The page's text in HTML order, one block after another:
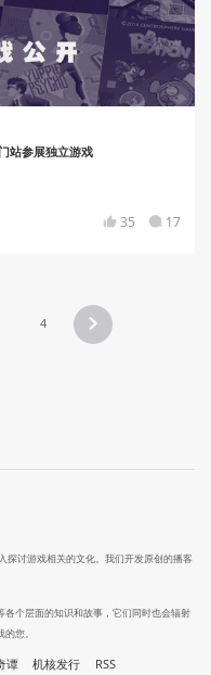
站参展独立游戏
35 17
4
探讨游戏相关的文化。我们开发原创的播客
个层面的知识和故事，它们同时也会辐射
您。
谭 机核发行 RSS